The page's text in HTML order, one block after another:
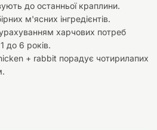
до останньої краплини.
м'ясних інгредієнтів.
харчових потреб
до 6 років.
+ rabbit порадує чотирилапих